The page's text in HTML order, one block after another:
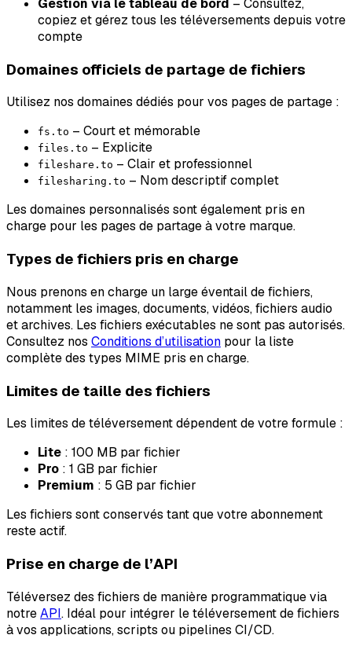
Gestion via le tableau de bord – Consultez,
copiez et gérez tous les téléversements depuis votre
compte
Domaines officiels de partage de fichiers
Utilisez nos domaines dédiés pour vos pages de partage :
fs.to – Court et mémorable
files.to – Explicite
fileshare.to – Clair et professionnel
filesharing.to – Nom descriptif complet
Les domaines personnalisés sont également pris en
charge pour les pages de partage à votre marque.
Types de fichiers pris en charge
Nous prenons en charge un large éventail de fichiers,
notamment les images, documents, vidéos, fichiers audio
et archives. Les fichiers exécutables ne sont pas autorisés.
Consultez nos Conditions d’utilisation pour la liste
complète des types MIME pris en charge.
Limites de taille des fichiers
Les limites de téléversement dépendent de votre formule :
Lite : 100 MB par fichier
Pro : 1 GB par fichier
Premium : 5 GB par fichier
Les fichiers sont conservés tant que votre abonnement
reste actif.
Prise en charge de l’API
Téléversez des fichiers de manière programmatique via
notreAPI. Idéal pour intégrer le téléversement de fichiers
à vos applications, scripts ou pipelines CI/CD.